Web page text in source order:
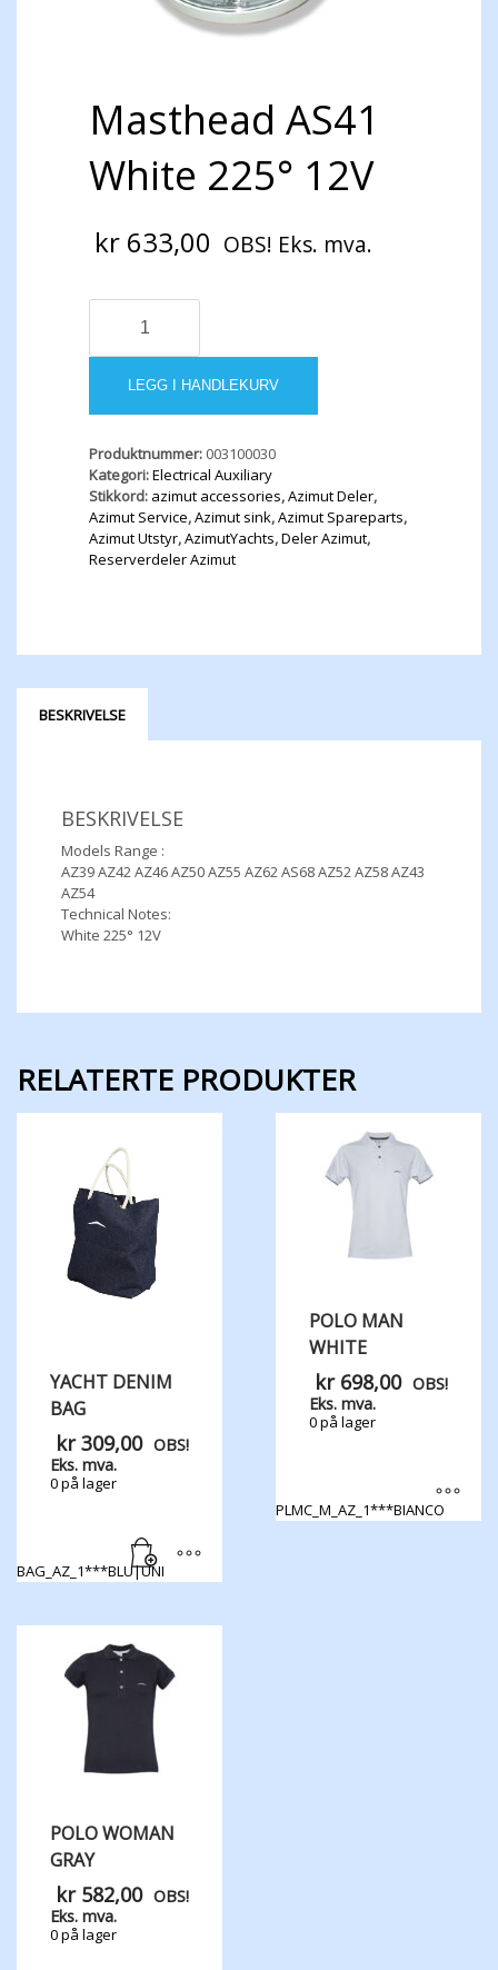
Masthead AS41
White 225° 12V
kr 633,00 OBS! Eks. mva.
Masthead
antall
LEGG I HANDLEKURV
Produktnummer: 003100030
Kategori:Electrical Auxiliary
Stikkord: azimut accessories,Azimut Deler,
Azimut Service,Azimut sink,Azimut Spareparts,
Azimut Utstyr,AzimutYachts,Deler Azimut,
Reserverdeler Azimut
BESKRIVELSE
BESKRIVELSE
Models Range :
AZ39 AZ42 AZ46 AZ50 AZ55 AZ62 AS68 AZ52 AZ58 AZ43
AZ54
Technical Notes:
White 225° 12V
RELATERTE PRODUKTER
YACHT DENIM
BAG
kr309,00 OBS!
Eks. mva.
0 på lager
BAG_AZ_1***BLU|UNI
POLO MAN
WHITE
kr698,00 OBS!
Eks. mva.
0 på lager
PLMC_M_AZ_1***BIANCO
POLO WOMAN
GRAY
kr582,00 OBS!
Eks. mva.
0 på lager